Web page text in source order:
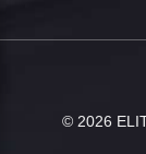
© 2026